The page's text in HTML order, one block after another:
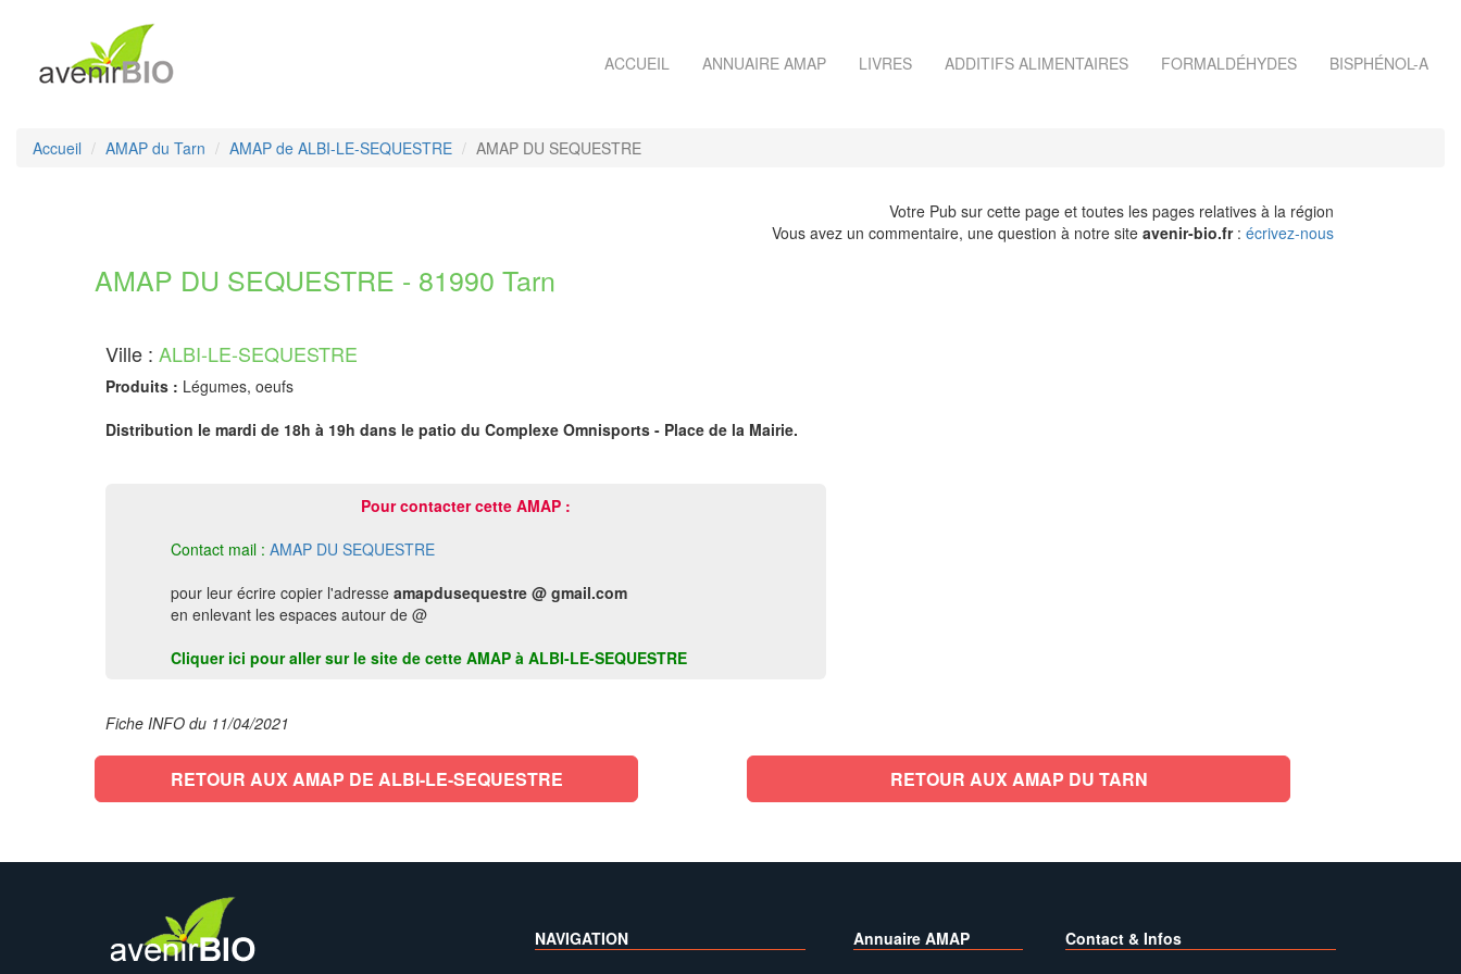
ACCUEIL ANNUAIRE AMAP LIVRES ADDITIFS ALIMENTAIRES FORMALDÉHYDES BISPHÉNOL-A
Accueil AMAP du Tarn AMAP de ALBI-LE-SEQUESTRE AMAP DU SEQUESTRE
Votre Pub sur cette page et toutes les pages relatives à la région
Vous avez un commentaire, une question à notre site avenir-bio.fr: écrivez-nous
AMAP DU SEQUESTRE - 81990 Tarn
Ville : ALBI-LE-SEQUESTRE
Produits : Légumes, oeufs
Distribution le mardi de 18h à 19h dans le patio du Complexe Omnisports - Place de la Mairie.
Pour contacter cette AMAP :
Contact mail : AMAP DU SEQUESTRE
pour leur écrire copier l'adresse amapdusequestre @ gmail.com
en enlevant les espaces autour de @
Cliquer ici pour aller sur le site de cette AMAP à ALBI-LE-SEQUESTRE
Fiche INFO du 11/04/2021
RETOUR AUX AMAP DE ALBI-LE-SEQUESTRE RETOUR AUX AMAP DU TARN
NAVIGATION Annuaire AMAP Contact & Infos